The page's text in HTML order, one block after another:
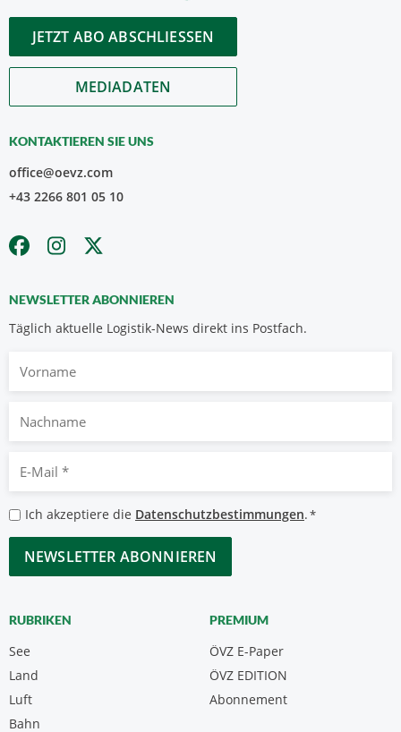
JETZT ABO ABSCHLIESSEN
MEDIADATEN
KONTAKTIEREN SIE UNS
office@oevz.com
+43 2266 801 05 10
NEWSLETTER ABONNIEREN
Täglich aktuelle Logistik-News direkt ins Postfach.
Nachname
Mail
*
Datenschutzbestimmungen
*
Ich akzeptiere die Datenschutzbestimmungen.*
CAPTCHA
RUBRIKEN
See
Land
Luft
Bahn
PREMIUM
ÖVZ E-Paper
Abonnement
ÖVZ EDITION